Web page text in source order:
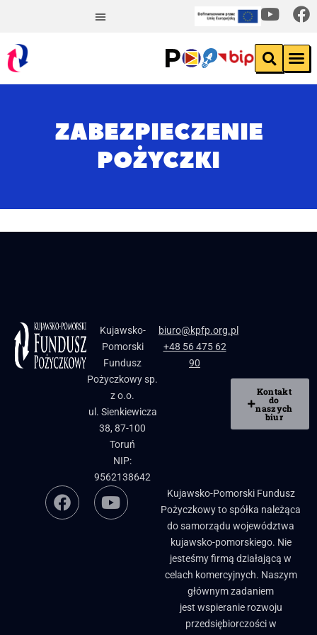
ZABEZPIECZENIE
POŻYCZKI
Kujawsko-
Pomorski
Fundusz
Pożyczkowy sp.
z o.o.
ul. Sienkiewicza
38, 87-100
Toruń
NIP:
9562138642
biuro@kpfp.org.pl
+48 56 475 62
90
Kontakt
do
naszych
biur
Kujawsko-Pomorski Fundusz
Pożyczkowy to spółka należąca
do samorządu województwa
kujawsko-pomorskiego. Nie
jesteśmy firmą działającą w
celach komercyjnych. Naszym
głównym zadaniem
jest wspieranie rozwoju
przedsiębiorczości w